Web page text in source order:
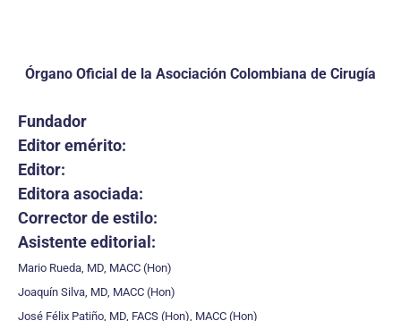
Órgano Oficial de la Asociación Colombiana de Cirugía
Fundador
Editor emérito:
Editor:
Editora asociada:
Corrector de estilo:
Asistente editorial:
Mario Rueda, MD, MACC (Hon)
Joaquín Silva, MD, MACC (Hon)
José Félix Patiño, MD, FACS (Hon), MACC (Hon)